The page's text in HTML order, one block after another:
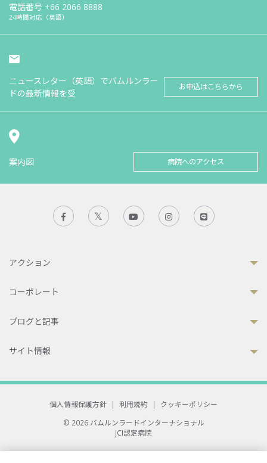
電話番号 +66 2066 8888
24時間対応（英語）
ニュースレター（英語）でバムルンラー
ドの最新情報を受
お申込はこちらから
案内図 病院へのアクセス
アクション
コーポレート
ブログと記事
サイト情報
個人情報保護方針 | 利用規約 |
クッキーポリシー
© 2026 バムルンラードインターナショナル
JCI認定病院